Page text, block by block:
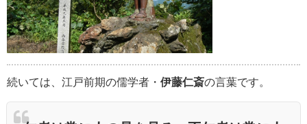
続いては、江戸前期の儒学者・ 伊藤仁斎の言葉です。